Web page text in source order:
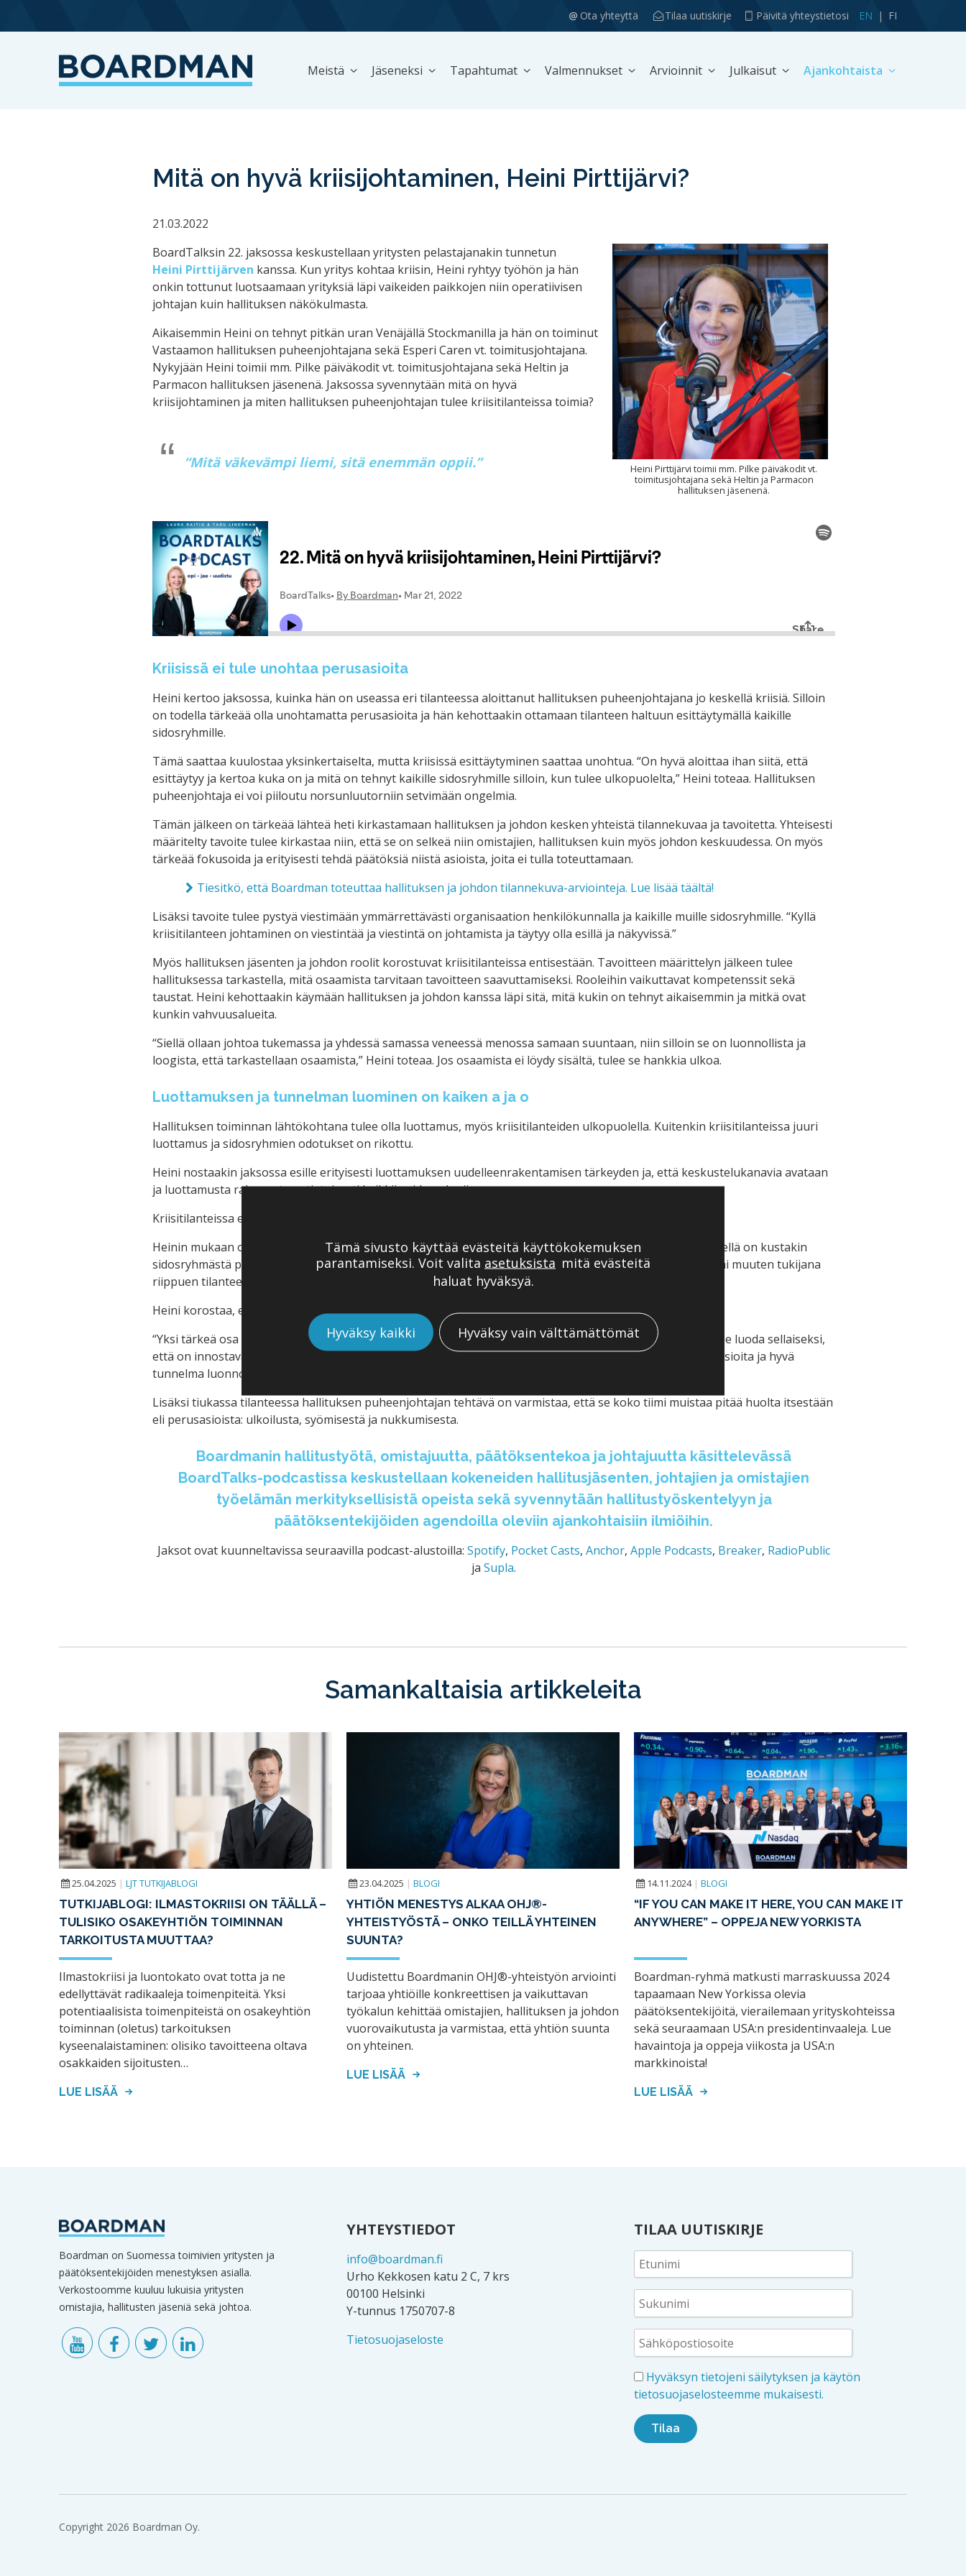
EN FI
Ota yhteyttä Tilaa uutiskirje Päivitä yhteystietosi
Meistä Jäseneksi Tapahtumat Valmennukset Arvioinnit Julkaisut Ajankohtaista
Mitä on hyvä kriisijohtaminen, Heini Pirttijärvi?
21.03.2022
Heini Pirttijärvi toimii mm. Pilke päiväkodit vt.
toimitusjohtajana sekä Heltin ja Parmacon
hallituksen jäsenenä.
BoardTalksin 22. jaksossa keskustellaan yritysten pelastajanakin tunnetun
Heini Pirttijärven kanssa. Kun yritys kohtaa kriisin, Heini ryhtyy työhön ja hän
onkin tottunut luotsaamaan yrityksiä läpi vaikeiden paikkojen niin operatiivisen
johtajan kuin hallituksen näkökulmasta.
Aikaisemmin Heini on tehnyt pitkän uran Venäjällä Stockmanilla ja hän on toiminut
Vastaamon hallituksen puheenjohtajana sekä Esperi Caren vt. toimitusjohtajana.
Nykyjään Heini toimii mm. Pilke päiväkodit vt. toimitusjohtajana sekä Heltin ja
Parmacon hallituksen jäsenenä. Jaksossa syvennytään mitä on hyvä
kriisijohtaminen ja miten hallituksen puheenjohtajan tulee kriisitilanteissa toimia?
“Mitä väkevämpi liemi, sitä enemmän oppii.”
Kriisissä ei tule unohtaa perusasioita
Heini kertoo jaksossa, kuinka hän on useassa eri tilanteessa aloittanut hallituksen puheenjohtajana jo keskellä kriisiä. Silloin
on todella tärkeää olla unohtamatta perusasioita ja hän kehottaakin ottamaan tilanteen haltuun esittäytymällä kaikille
sidosryhmille.
Tämä saattaa kuulostaa yksinkertaiselta, mutta kriisissä esittäytyminen saattaa unohtua. “On hyvä aloittaa ihan siitä, että
esittäytyy ja kertoa kuka on ja mitä on tehnyt kaikille sidosryhmille silloin, kun tulee ulkopuolelta,” Heini toteaa. Hallituksen
puheenjohtaja ei voi piiloutu norsunluutorniin setvimään ongelmia.
Tämän jälkeen on tärkeää lähteä heti kirkastamaan hallituksen ja johdon kesken yhteistä tilannekuvaa ja tavoitetta. Yhteisesti
määritelty tavoite tulee kirkastaa niin, että se on selkeä niin omistajien, hallituksen kuin myös johdon keskuudessa. On myös
tärkeää fokusoida ja erityisesti tehdä päätöksiä niistä asioista, joita ei tulla toteuttamaan.
Tiesitkö, että Boardman toteuttaa hallituksen ja johdon tilannekuva-arviointeja. Lue lisää täältä!
Lisäksi tavoite tulee pystyä viestimään ymmärrettävästi organisaation henkilökunnalla ja kaikille muille sidosryhmille. “Kyllä
kriisitilanteen johtaminen on viestintää ja viestintä on johtamista ja täytyy olla esillä ja näkyvissä.”
Myös hallituksen jäsenten ja johdon roolit korostuvat kriisitilanteissa entisestään. Tavoitteen määrittelyn jälkeen tulee
hallituksessa tarkastella, mitä osaamista tarvitaan tavoitteen saavuttamiseksi. Rooleihin vaikuttavat kompetenssit sekä
taustat. Heini kehottaakin käymään hallituksen ja johdon kanssa läpi sitä, mitä kukin on tehnyt aikaisemmin ja mitkä ovat
kunkin vahvuusalueita.
“Siellä ollaan johtoa tukemassa ja yhdessä samassa veneessä menossa samaan suuntaan, niin silloin se on luonnollista ja
loogista, että tarkastellaan osaamista,” Heini toteaa. Jos osaamista ei löydy sisältä, tulee se hankkia ulkoa.
Luottamuksen ja tunnelman luominen on kaiken a ja o
Hallituksen toiminnan lähtökohtana tulee olla luottamus, myös kriisitilanteiden ulkopuolella. Kuitenkin kriisitilanteissa juuri
luottamus ja sidosryhmien odotukset on rikottu.
Heini nostaakin jaksossa esille erityisesti luottamuksen uudelleenrakentamisen tärkeyden ja, että keskustelukanavia avataan
ja luottamusta rakennetaan tietoisesti kaikkiin sidosryhmiin.
Kriisitilanteissa erityisesti hallituksen puheenjohtajan ja toimitusjohtajan välit syvenevät.
Heinin mukaan onkin hyvin tärkeää sopia, miten luottamusta lähdetään rakentamaan sidosryhmiin ja kenellä on kustakin
sidosryhmästä päävastuu. Tässä hallituksella on vahva rooli, joko asioiden selkeyttäjänä, strukturoijana tai muuten tukijana
riippuen tilanteesta.
Heini korostaa, että kriisissä hallituksen puheenjohtajalla on tärkeä rooli luoda oikeanlaista tunnelmaa.
“Yksi tärkeä osa kriisitilanteessa on, että hallitus- ja johtoryhmätyöskentelyn sekä kokouskäytäntöjen tulee luoda sellaiseksi,
että on innostavaa ja inspiroivaa työskennellä. Kun hyvä tunnelma, niin on helpompi käsitellä vaikeitakin asioita ja hyvä
tunnelma luonnollisesti syntyy ihmisten välisestä kanssakäymisestä.”
Lisäksi tiukassa tilanteessa hallituksen puheenjohtajan tehtävä on varmistaa, että se koko tiimi muistaa pitää huolta itsestään
eli perusasioista: ulkoilusta, syömisestä ja nukkumisesta.
Boardmanin hallitustyötä, omistajuutta, päätöksentekoa ja johtajuutta käsittelevässä
BoardTalks-podcastissa keskustellaan kokeneiden hallitusjäsenten, johtajien ja omistajien
työelämän merkityksellisistä opeista sekä syvennytään hallitustyöskentelyyn ja
päätöksentekijöiden agendoilla oleviin ajankohtaisiin ilmiöihin.
Jaksot ovat kuunneltavissa seuraavilla podcast-alustoilla: Spotify, Pocket Casts, Anchor, Apple Podcasts, Breaker, RadioPublic
ja Supla.
Samankaltaisia artikkeleita
25.04.2025 | LJT TUTKIJABLOGI
TUTKIJABLOGI: ILMASTOKRIISI ON TÄÄLLÄ –
TULISIKO OSAKEYHTIÖN TOIMINNAN
TARKOITUSTA MUUTTAA?
Ilmastokriisi ja luontokato ovat totta ja ne
edellyttävät radikaaleja toimenpiteitä. Yksi
potentiaalisista toimenpiteistä on osakeyhtiön
toiminnan (oletus) tarkoituksen
kyseenalaistaminen: olisiko tavoitteena oltava
osakkaiden sijoitusten…
LUE LISÄÄ
23.04.2025 | BLOGI
YHTIÖN MENESTYS ALKAA OHJ®-
YHTEISTYÖSTÄ – ONKO TEILLÄ YHTEINEN
SUUNTA?
Uudistettu Boardmanin OHJ®-yhteistyön arviointi
tarjoaa yhtiöille konkreettisen ja vaikuttavan
työkalun kehittää omistajien, hallituksen ja johdon
vuorovaikutusta ja varmistaa, että yhtiön suunta
on yhteinen.
LUE LISÄÄ
14.11.2024 | BLOGI
“IF YOU CAN MAKE IT HERE, YOU CAN MAKE IT
ANYWHERE” – OPPEJA NEW YORKISTA
Boardman-ryhmä matkusti marraskuussa 2024
tapaamaan New Yorkissa olevia
päätöksentekijöitä, vierailemaan yrityskohteissa
sekä seuraamaan USA:n presidentinvaaleja. Lue
havaintoja ja oppeja viikosta ja USA:n
markkinoista!
LUE LISÄÄ
Boardman on Suomessa toimivien yritysten ja
päätöksentekijöiden menestyksen asialla.
Verkostoomme kuuluu lukuisia yritysten
omistajia, hallitusten jäseniä sekä johtoa.
YHTEYSTIEDOT
info@boardman.fi
Urho Kekkosen katu 2 C, 7 krs
00100 Helsinki
Y-tunnus 1750707-8
Tietosuojaseloste
TILAA UUTISKIRJE
Hyväksyn tietojeni säilytyksen ja käytön
tietosuojaselosteemme mukaisesti.
Copyright 2026 Boardman Oy.
Tämä sivusto käyttää evästeitä käyttökokemuksen
parantamiseksi. Voit valita asetuksista mitä evästeitä
haluat hyväksyä.
Hyväksy kaikki Hyväksy vain välttämättömät